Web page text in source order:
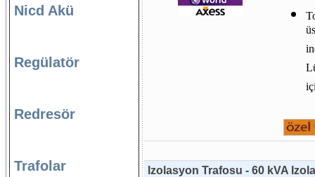
Nicd Akü
Regülatör
Redresör
Trafolar
Izolasyon Trafosu - 60 kVA